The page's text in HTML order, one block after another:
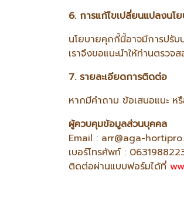
6. การแก้ไขเปลี่ยนแปลงนโ
นโยบายคุกกี้นี้อาจมีการปรั
เราจึงขอแนะนำให้ท่านตรว
7. รายละเอียดการติดต่อ
หากมีคำถาม ข้อเสนอแนะ
ผู้ควบคุมข้อมูลส่วนบุคคล
Email : arr@aga-
เบอร์โทรศัพท์ :
ติดต่อผ่านแบบฟอร์มได้ที่